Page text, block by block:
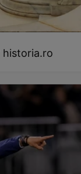
historia.ro